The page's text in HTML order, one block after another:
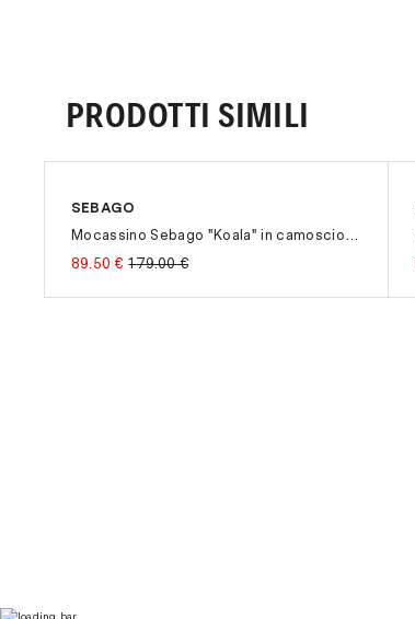
PRODOTTI SIMILI
-50%
SEBAGO
Mocassino Sebago "Koala" in camoscio con fondo para
89.50 € 179.00 €